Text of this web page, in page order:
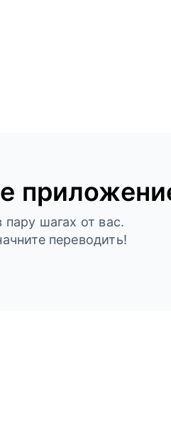
шагах от вас.
переводить!